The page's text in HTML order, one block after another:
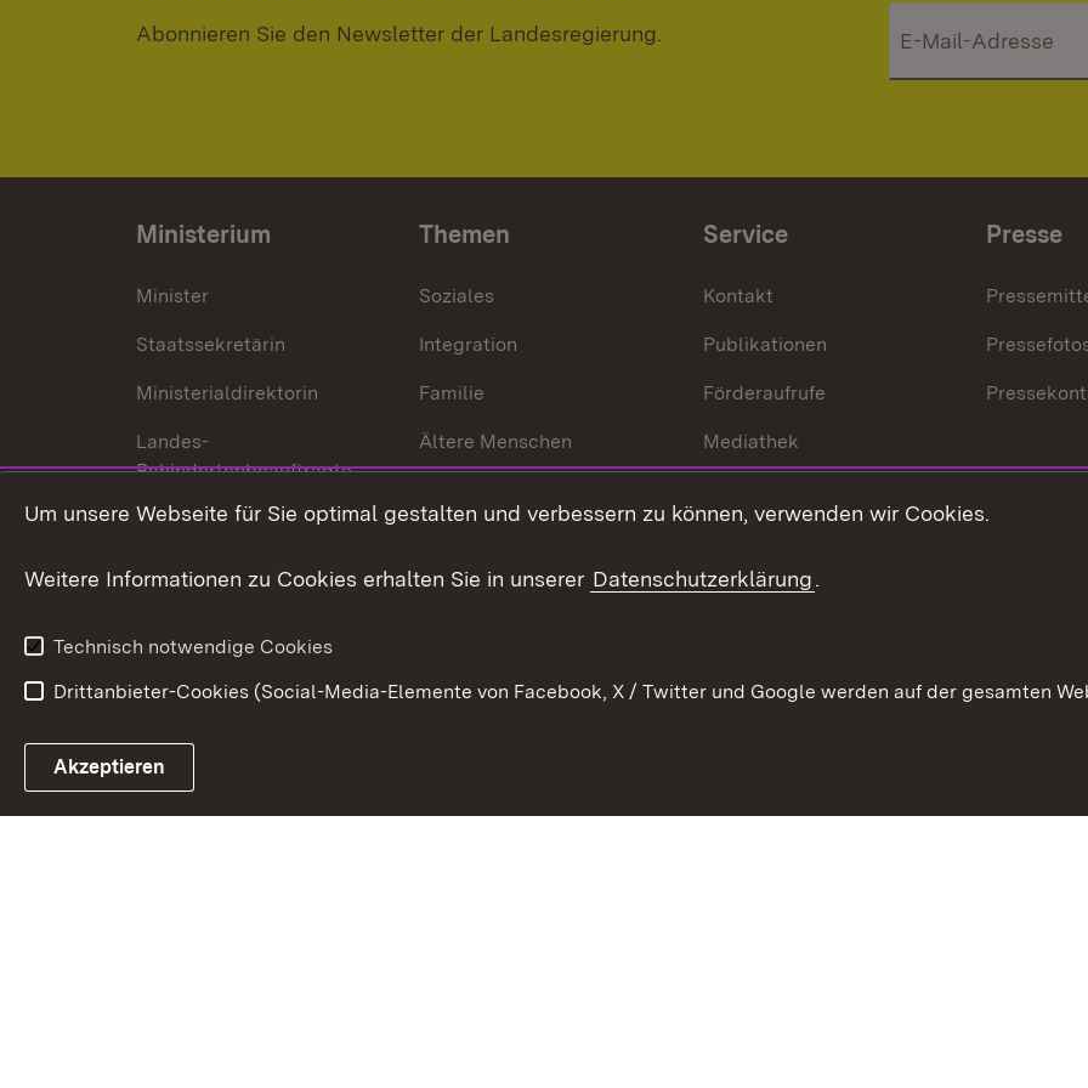
Abonnieren Sie den Newsletter der Landesregierung.
Ministerium
Minister
Staatssekretärin
Ministerialdirektorin
Landes-
Behindertenbeauftragte
Bürgerreferent
Karriere
Themen
Soziales
Integration
Familie
Ältere Menschen
Behinderungen
Bürgerengagement
Service
Kontakt
Publikationen
Förderaufrufe
Mediathek
Presse
Link zum Landesportal
Um unsere Webseite für Sie optimal gestalten und verbessern zu können, verwenden wir Cookies.
Weitere Informationen zu Cookies erhalten Sie in unserer Datenschutzerklärung.
Technisch notwendige Cookies
Drittanbieter-Cookies (Social-Media-Elemente von Facebook, X / Twitter und Google werden auf der gesamten
Akzeptieren